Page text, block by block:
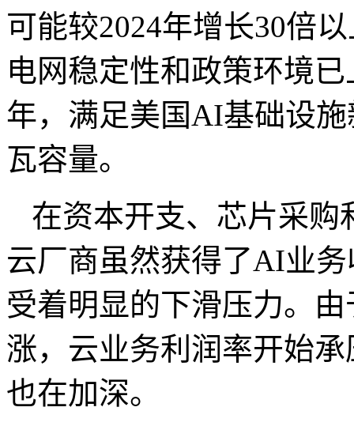
可能较2024年增长30倍
电网稳定性和政策环境
年，满足美国AI基础设
瓦容量。
在资本开支、芯片采购
云厂商虽然获得了AI业
受着明显的下滑压力。
涨，云业务利润率开始
也在加深。